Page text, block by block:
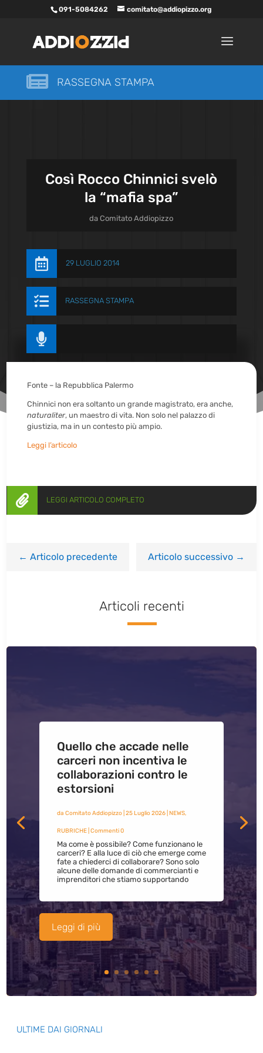
091-5084262 comitato@addiopizzo.org
 RASSEGNA STAMPA
Così Rocco Chinnici svelò
la “mafia spa”
daComitato Addiopizzo
 29 LUGLIO 2014
 RASSEGNA STAMPA

Fonte – la Repubblica Palermo
Chinnici non era soltanto un grande magistrato, era anche,
naturaliter, un maestro di vita. Non solo nel palazzo di
giustizia, ma in un contesto più ampio.
Leggi l’articolo
 LEGGI ARTICOLO COMPLETO
←Articolo precedente Articolo successivo→
Articoli recenti
Quello che accade nelle
carceri non incentiva le
collaborazioni contro le
estorsioni
da Comitato Addiopizzo| 25 Luglio 2026| NEWS,
RUBRICHE| Commenti 0
Ma come è possibile? Come funzionano le
carceri? E alla luce di ciò che emerge come
fate a chiederci di collaborare? Sono solo
alcune delle domande di commercianti e
imprenditori che stiamo supportando
Leggi di più
ULTIME DAI GIORNALI